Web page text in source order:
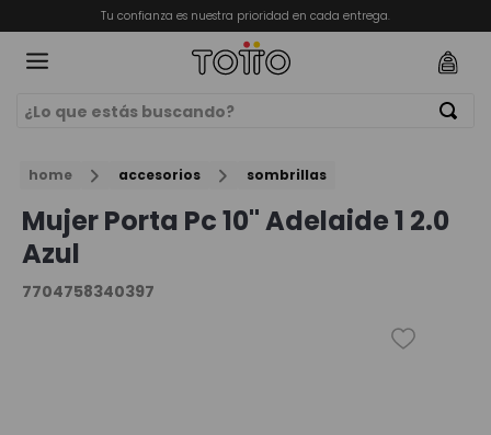
Tu confianza es nuestra prioridad en cada entrega.
¿Lo que estás buscando?
home accesorios sombrillas
Mujer Porta Pc 10" Adelaide 1 2.0
Azul
7704758340397
1.
mochila
2
billeteras
3.
4.
bolso